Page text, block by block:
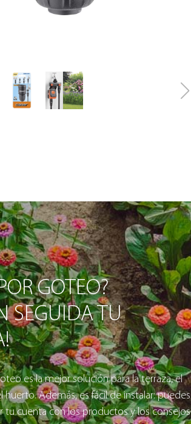
GOTEO?
SEGUIDA TU
es la mejor solución para la terraza, el
huerto. Además, es fácil de instalar: puedes
cuenta con los productos y los consejos